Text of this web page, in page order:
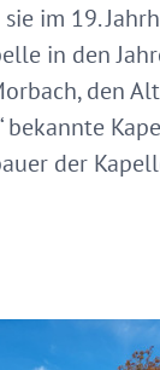
im 19.
in den
den
bekannte
der